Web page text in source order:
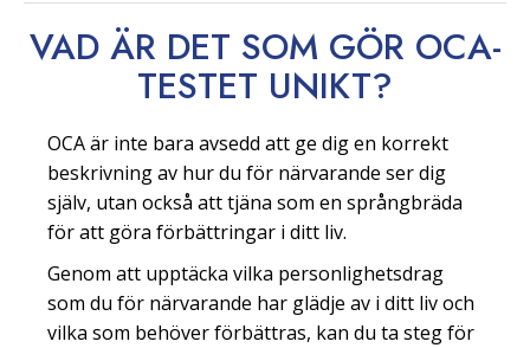
VAD ÄR DET SOM GÖR OCA-
TESTET UNIKT?
OCA är inte bara avsedd att ge dig en korrekt
beskrivning av hur du för närvarande ser dig
själv, utan också att tjäna som en språngbräda
för att göra förbättringar i ditt liv.
Genom att upptäcka vilka personlighetsdrag
som du för närvarande har glädje av i ditt liv och
vilka som behöver förbättras, kan du ta steg för